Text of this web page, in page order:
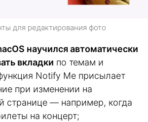
для редактирования фото
научился автоматически
вкладки по темам и
Notify Me присылает
при изменении на
странице — например, когда
на концерт;